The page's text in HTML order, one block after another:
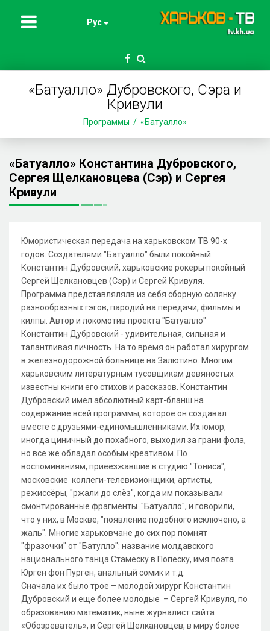
Рус
«Батуалло» Дубровского, Сэра и
Кривули
Программы «Батуалло»
«Батуалло» Константина Дубровского,
Сергея Щелкановцева (Сэр) и Сергея
Кривули
Юмористическая передача на харьковском ТВ 90-х
годов. Создателями "Батуалло" были покойный
Константин Дубровский, харьковские рокеры покойный
Сергей Щелкановцев (Сэр) и Сергей Кривуля.
Программа представлялялв из себя сборную солянку
разнообразных гэгов, пародий на передачи, фильмы и
килпы. Автор и локомотив проекта "Батуалло"
Константин Дубровский - удивительная, сильная и
талантливая личность. На то время он работал хирургом
в железнодорожной больнице на Залютино. Многим
харьковским литературным тусовщикам девяностых
известны книги его стихов и рассказов. Константин
Дубровский имел абсолютный карт-бланш на
содержание всей программы, которое он создавал
вместе с друзьями-единомышленниками. Их юмор,
иногда циничный до похабного, выходил за грани фола,
но всё же обладал особым креативом. По
воспоминаниям, приеезжавшие в студию "Тониса",
московские коллеги-телевизионщики, артисты,
режиссёры, "ржали до слёз", когда им показывали
смонтированные фрагменты "Батуалло", и говорили,
что у них, в Москве, "появление подобного исключено, а
жаль". Многие харьковчане до сих пор помнят
"фразочки" от "Батулло": название молдавского
национального танца Стамеску в Попеску, имя поэта
Юрген фон Пурген, анальный сомик и т.д.
Сначала их было трое – молодой хирург Константин
Дубровский и еще более молодые – Сергей Кривуля, по
образованию математик, ныне журналист сайта
«Обозреватель», и Сергей Щелкановцев, в миру более